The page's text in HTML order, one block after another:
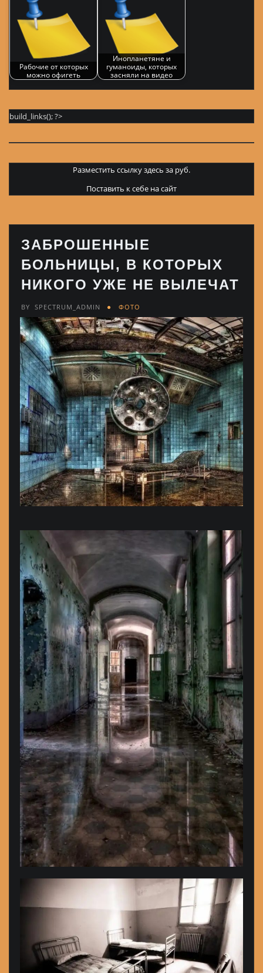
Рабочие от которых
можно офигеть
Инопланетяне и
гуманоиды, которых
засняли на видео
build_links(); ?>
Разместить ссылку здесь за руб.
Поставить к себе на сайт
ЗАБРОШЕННЫЕ
БОЛЬНИЦЫ, В КОТОРЫХ
НИКОГО УЖЕ НЕ ВЫЛЕЧАТ
BY SPECTRUM_ADMIN ФОТО